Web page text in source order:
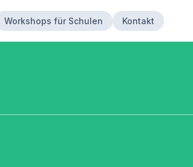
Workshops für Schulen Kontakt